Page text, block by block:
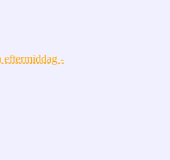
eftermiddag -